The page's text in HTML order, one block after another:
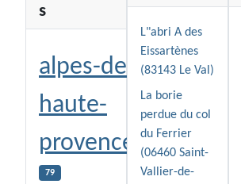
s
alpes-de-
haute-
provence
79
L"abri A des
Eissartènes
(83143 Le Val)
La borie
perdue du col
du Ferrier
(06460 Saint-
Vallier-de-